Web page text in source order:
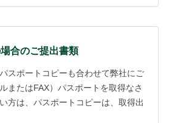
合のご提出書類
スポートコピーも合わせて弊社にご
またはFAX）パスポートを取得なさ
方は、パスポートコピーは、取得出